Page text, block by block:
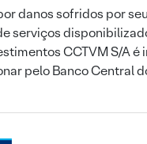
danos sofridos por
serviços
CCTVM S/A
pelo Banco Central